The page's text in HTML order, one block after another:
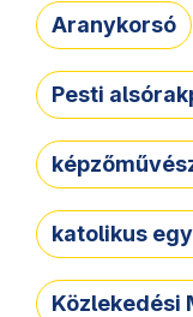
Aranykorsó
Pesti
katolikus
Közlekedési